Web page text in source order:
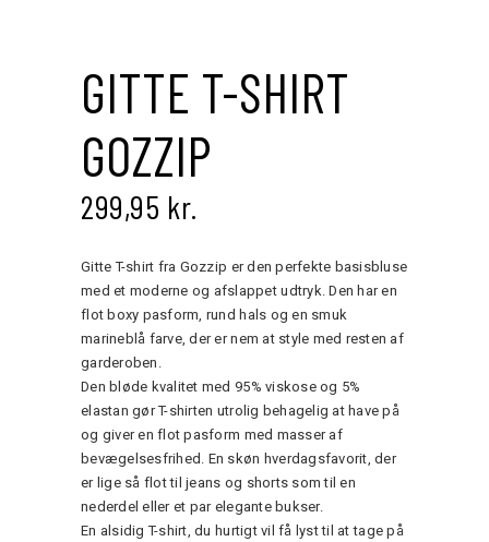
GITTE T-SHIRT
GOZZIP
299,95 kr.
Gitte T-shirt fra Gozzip er den perfekte basisbluse
med et moderne og afslappet udtryk. Den har en
flot boxy pasform, rund hals og en smuk
marineblå farve, der er nem at style med resten af
garderoben.
Den bløde kvalitet med 95% viskose og 5%
elastan gør T-shirten utrolig behagelig at have på
og giver en flot pasform med masser af
bevægelsesfrihed. En skøn hverdagsfavorit, der
er lige så flot til jeans og shorts som til en
nederdel eller et par elegante bukser.
En alsidig T-shirt, du hurtigt vil få lyst til at tage på